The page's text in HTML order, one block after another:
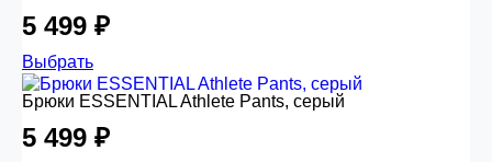
5 499 ₽
Выбрать
Брюки ESSENTIAL Athlete Pants, серый
5 499 ₽